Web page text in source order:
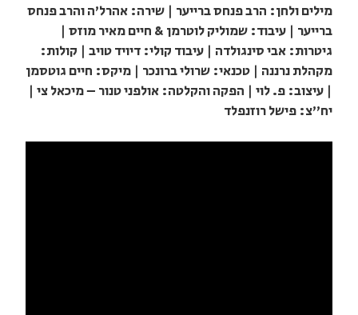
מילים ולחן: הרב פנחס ברייער | שירה: אהרל'ה והרב פנחס
ברייער | עיבוד: שמוליק לוטרמן & חיים מאיר מוזס |
גיטרות: אבי סינגולדה | עיבוד קולי: דיויד טויב | קולות:
מקהלת נרננה | טכנאי: שרולי ברונכר | מיקס: חיים גוטסמן
| עיצוב: פ. לוי | הפקה והקלטה: אולפני טנור – מיכאל צי |
יח"צ: פישל רוזנפלד